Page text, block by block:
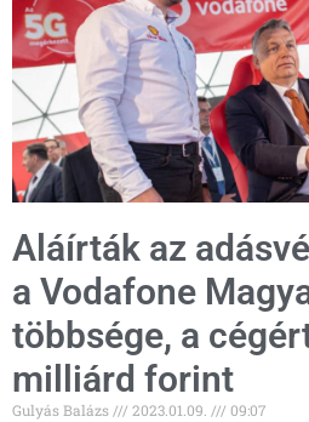
Aláírták az
a Vodafone
többsége, a
milliárd forint
Gulyás Balázs 2023.01.09. 09:07